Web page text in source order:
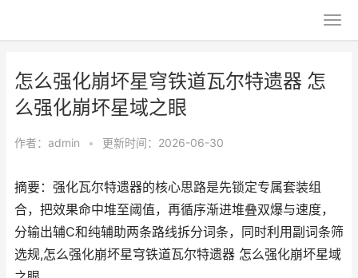
怎么强化崩坏星穹铁道瓦尔特遗器 怎
么强化崩坏星域之眼
作者： admin • 更新时间：2026-06-30
摘要：强化瓦尔特遗器的核心思路是先锁定专属套装组
合，把效果命中堆至阈值，再循序渐进堆叠双爆与速度，
分输出辅C和纯辅助两条路线拆分词条，同时利用副词条筛
选规,怎么强化崩坏星穹铁道瓦尔特遗器 怎么强化崩坏星域